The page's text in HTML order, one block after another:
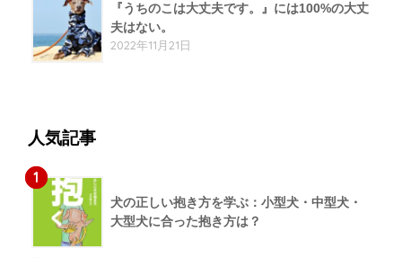
『うちのこは大丈夫です。』には100%の大丈
夫はない。
2022年11月21日
人気記事
1
犬の正しい抱き方を学ぶ：小型犬・中型犬・
大型犬に合った抱き方は？